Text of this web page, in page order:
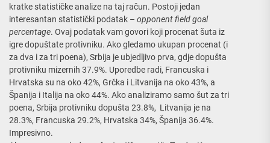
kratke statističke analize na taj račun. Postoji jedan
interesantan statistički podatak – opponent field goal
percentage. Ovaj podatak vam govori koji procenat šuta iz
igre dopuštate protivniku. Ako gledamo ukupan procenat (i
za dva i za tri poena), Srbija je ubjedljivo prva, gdje dopušta
protivniku mizernih 37.9%. Uporedbe radi, Francuska i
Hrvatska su na oko 42%, Grčka i Litvanija na oko 43%, a
Španija i Italija na oko 44%. Ako analiziramo samo šut za tri
poena, Srbija protivniku dopušta 23.8%, Litvanija je na
28.3%, Francuska 29.2%, Hrvatska 34%, Španija 36.4%.
Impresivno.